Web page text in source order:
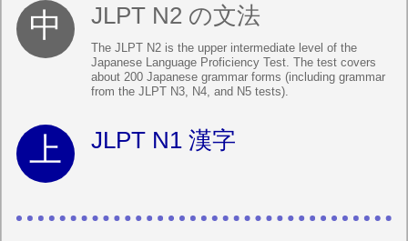
JLPT N2 の文法
The JLPT N2 is the upper intermediate level of the
Japanese Language Proficiency Test. The test covers
about 200 Japanese grammar forms (including grammar
from the JLPT N3, N4, and N5 tests).
JLPT N1 漢字